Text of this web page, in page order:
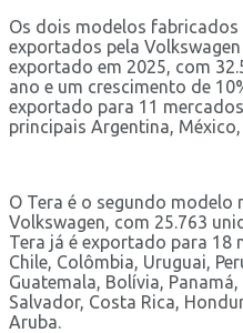
Os dois modelos fabricados
exportados pela
exportado em 2025, com
ano e um crescimento de
exportado para 11
principais Argentina,
O Tera é o segundo modelo
Volkswagen, com 25.763
Tera já é exportado para 18
Chile, Colômbia, Uruguai,
Guatemala, Bolívia,
Salvador, Costa Rica,
Aruba.